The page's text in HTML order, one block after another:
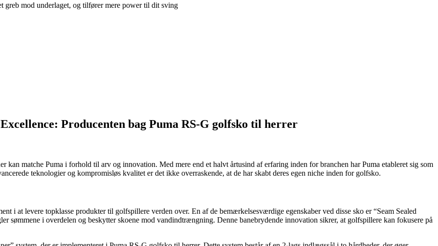
greb mod underlaget, og tilfører mere power til dit sving
Producenten bag Puma RS-G golfsko til herrer
kan matche Puma i forhold til arv og innovation. Med mere end et halvt årtusind af erfaring inden for branchen har Puma etableret sig som
teknologier og kompromisløs kvalitet er det ikke overraskende, at de har skabt deres egen niche inden for golfsko.
i at levere topklasse produkter til golfspillere verden over. En af de bemærkelsesværdige egenskaber ved disse sko er “Seam Sealed
sømmene i overdelen og beskytter skoene mod vandindtrængning. Denne banebrydende innovation sikrer, at golfspillere kan fokusere på